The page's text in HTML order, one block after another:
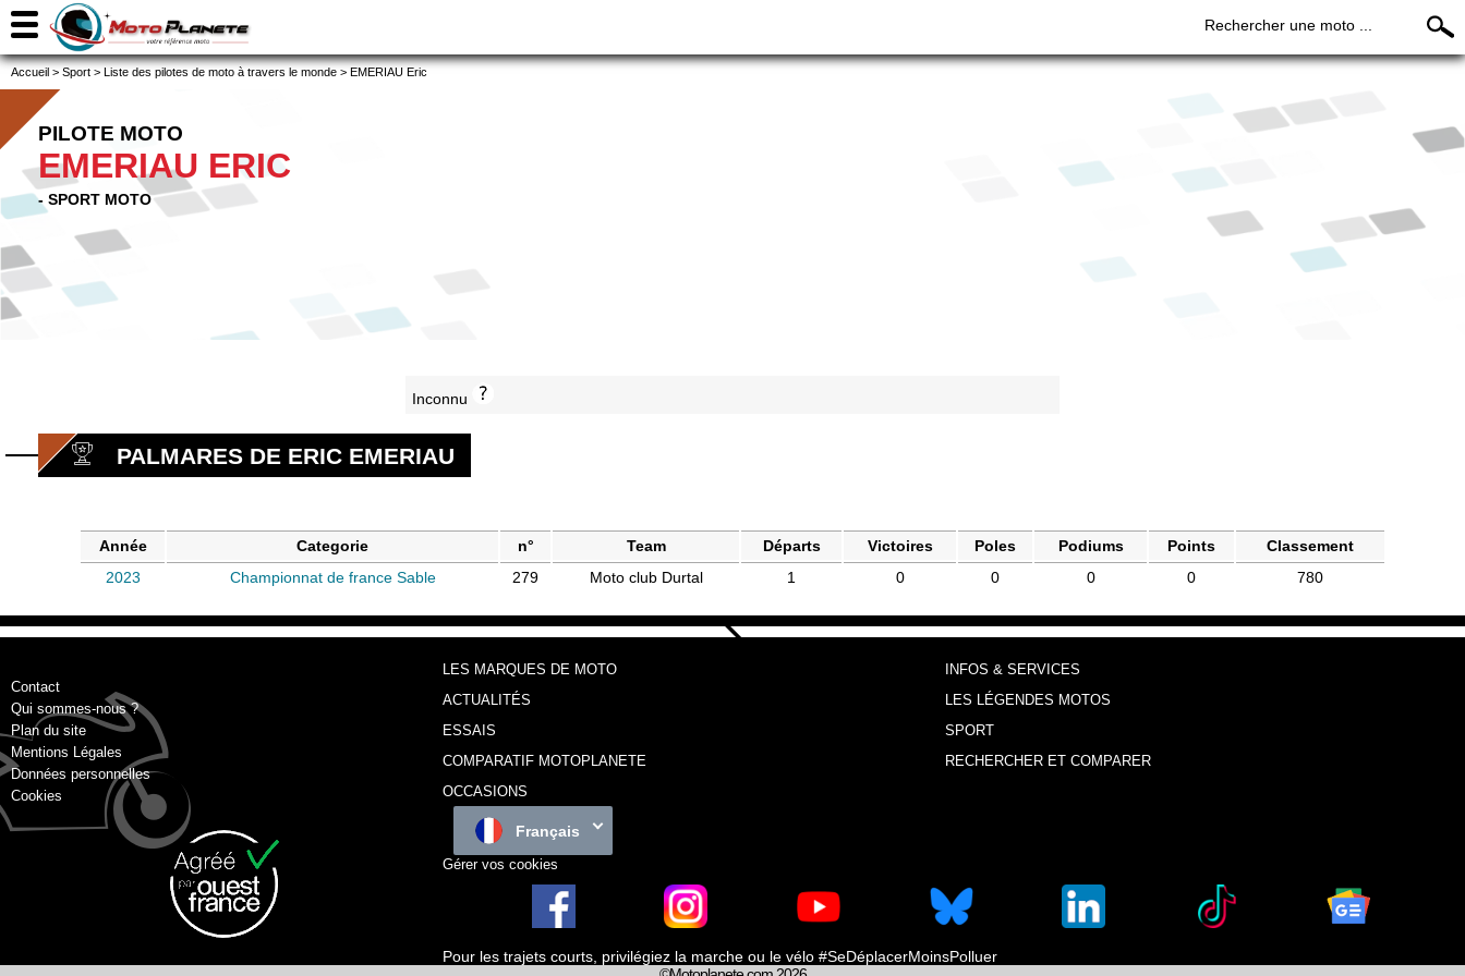
Rechercher une moto ...
Accueil > Sport > Liste des pilotes de moto à travers le monde > EMERIAU Eric
PILOTE MOTO
EMERIAU ERIC
- SPORT MOTO
Inconnu
PALMARES DE ERIC EMERIAU
Année Categorie n° Team Départs Victoires Poles Podiums Points
Classement
2023
Championnat de france Sable 279 Moto club Durtal 1 0 0 0 0 780
Contact
Qui sommes-nous ?
Plan du site
Mentions Légales
Données personnelles
Cookies
LES MARQUES DE MOTO
INFOS & SERVICES
ACTUALITÉS
LES LÉGENDES MOTOS
ESSAIS
SPORT
COMPARATIF MOTOPLANETE
RECHERCHER ET COMPARER
OCCASIONS
Français
Gérer vos cookies
Pour les trajets courts, privilégiez la marche ou le vélo #SeDéplacerMoinsPolluer